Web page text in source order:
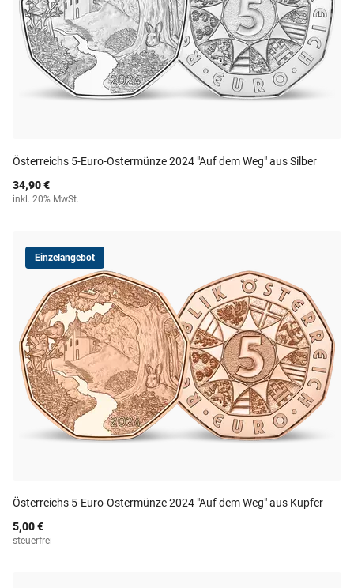
Österreichs 5-Euro-Ostermünze 2024 "Auf dem Weg" aus Silber
34,90 €
inkl. 20% MwSt.
Einzelangebot
Österreichs 5-Euro-Ostermünze 2024 "Auf dem Weg" aus Kupfer
5,00 €
steuerfrei